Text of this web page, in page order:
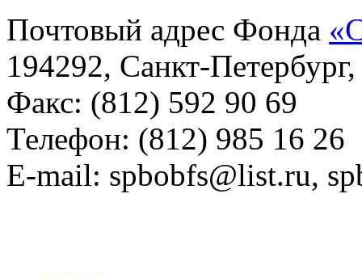
Почтовый адрес Фонда
194292, Санкт-
Факс: (812) 592 90 69
Телефон: (812) 985 16 26
E-mail: spbobfs@list.ru,